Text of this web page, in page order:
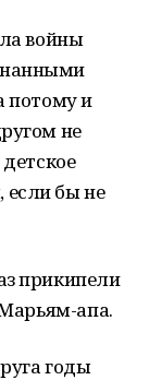
войны
потому и
не
если бы не
прикипели
апа.
годы